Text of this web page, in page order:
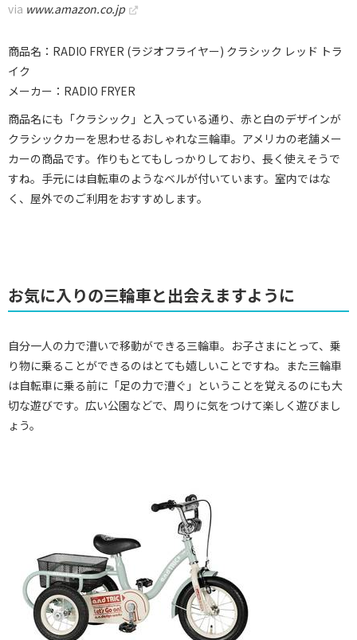
via www.amazon.co.jp
商品名：RADIO FRYER (ラジオフライヤー) クラシック レッド トラ
イク
メーカー：RADIO FRYER
商品名にも「クラシック」と入っている通り、赤と白のデザインが
クラシックカーを思わせるおしゃれな三輪車。アメリカの老舗メー
カーの商品です。作りもとてもしっかりしており、長く使えそうで
すね。手元には自転車のようなベルが付いています。室内ではな
く、屋外でのご利用をおすすめします。
お気に入りの三輪車と出会えますように
自分一人の力で漕いで移動ができる三輪車。お子さまにとって、乗
り物に乗ることができるのはとても嬉しいことですね。また三輪車
は自転車に乗る前に「足の力で漕ぐ」ということを覚えるのにも大
切な遊びです。広い公園などで、周りに気をつけて楽しく遊びまし
ょう。